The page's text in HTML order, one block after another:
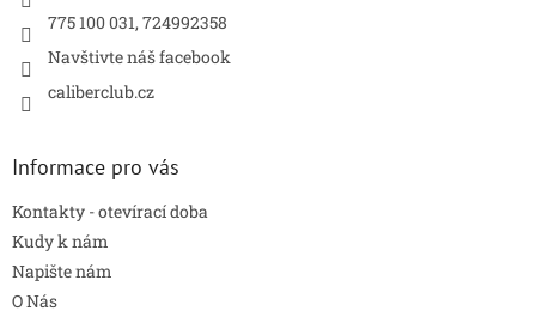
775 100 031, 724992358
Navštivte náš facebook
caliberclub.cz
Informace pro vás
Kontakty - otevírací doba
Kudy k nám
Napište nám
O Nás